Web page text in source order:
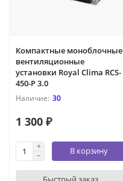
Компактные моноблочные
вентиляционные
установки Royal Clima RCS-
450-P 3.0
30
1 300 ₽
В корзину